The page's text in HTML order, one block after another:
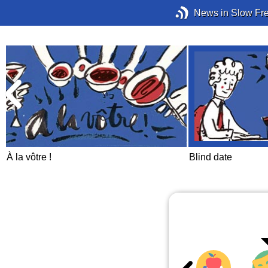
News in Slow
À la vôtre ! Blind date